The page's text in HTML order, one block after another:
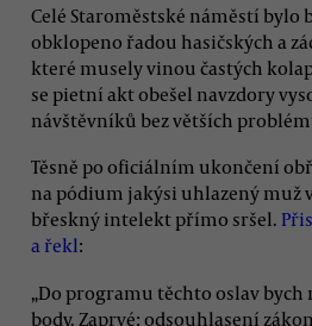
Celé Staroměstské náměstí bylo
obklopeno řadou hasičských a
které musely vinou častých
se pietní akt obešel navzdory
návštěvníků bez větších
Těsně po oficiálním ukončení
na pódium jakýsi uhlazený muž
břeskný intelekt přímo sršel.
a řekl:
„Do programu těchto oslav bych
body. Zaprvé: odsouhlasení